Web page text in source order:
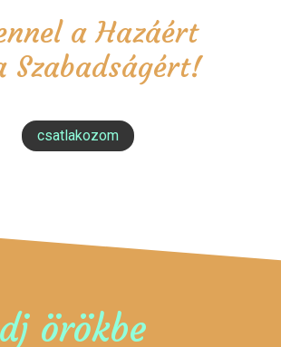
a Hazáért
Szabadságért!
csatlakozom
örökbe